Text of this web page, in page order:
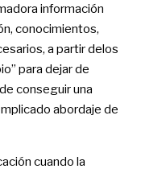
información
conocimientos,
a partir delos
para dejar de
conseguir una
abordaje de
cuando la